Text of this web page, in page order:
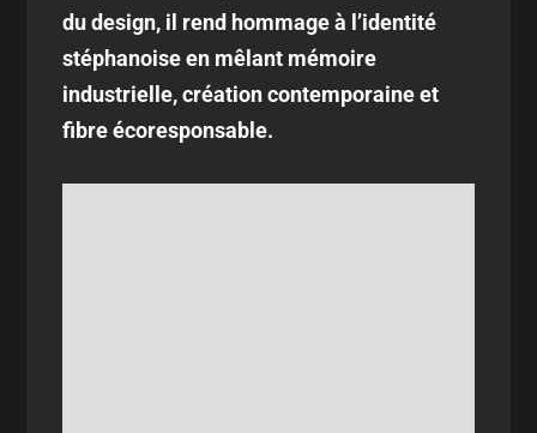
du design, il rend hommage à l’identité
stéphanoise en mêlant mémoire
industrielle, création contemporaine et
fibre écoresponsable.